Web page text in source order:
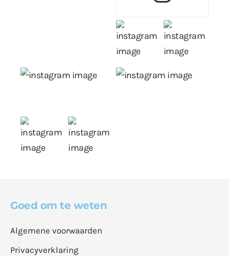
Goed om te weten
Algemene voorwaarden
Privacyverklaring